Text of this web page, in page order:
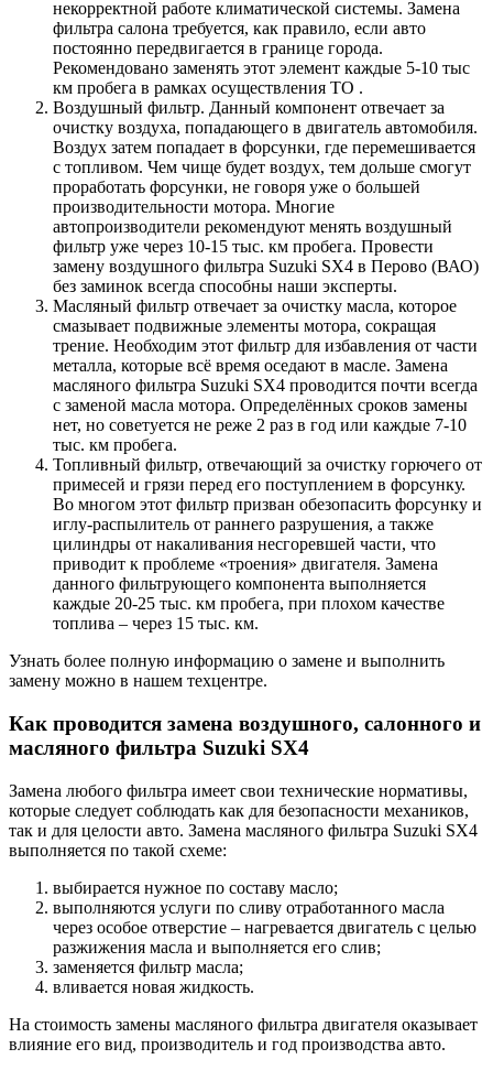
некорректной работе климатической системы. Замена
фильтра салона требуется, как правило, если авто
постоянно передвигается в границе города.
Рекомендовано заменять этот элемент каждые 5-10 тыс
км пробега в рамках осуществления ТО .
Воздушный фильтр. Данный компонент отвечает за
очистку воздуха, попадающего в двигатель автомобиля.
Воздух затем попадает в форсунки, где перемешивается
с топливом. Чем чище будет воздух, тем дольше смогут
проработать форсунки, не говоря уже о большей
производительности мотора. Многие
автопроизводители рекомендуют менять воздушный
фильтр уже через 10-15 тыс. км пробега. Провести
замену воздушного фильтра Suzuki SX4 в Перово (ВАО)
без заминок всегда способны наши эксперты.
Масляный фильтр отвечает за очистку масла, которое
смазывает подвижные элементы мотора, сокращая
трение. Необходим этот фильтр для избавления от части
металла, которые всё время оседают в масле. Замена
масляного фильтра Suzuki SX4 проводится почти всегда
с заменой масла мотора. Определённых сроков замены
нет, но советуется не реже 2 раз в год или каждые 7-10
тыс. км пробега.
Топливный фильтр, отвечающий за очистку горючего от
примесей и грязи перед его поступлением в форсунку.
Во многом этот фильтр призван обезопасить форсунку и
иглу-распылитель от раннего разрушения, а также
цилиндры от накаливания несгоревшей части, что
приводит к проблеме «троения» двигателя. Замена
данного фильтрующего компонента выполняется
каждые 20-25 тыс. км пробега, при плохом качестве
топлива – через 15 тыс. км.
Узнать более полную информацию о замене и выполнить
замену можно в нашем техцентре.
Как проводится замена воздушного, салонного и
масляного фильтра Suzuki SX4
Замена любого фильтра имеет свои технические нормативы,
которые следует соблюдать как для безопасности механиков,
так и для целости авто. Замена масляного фильтра Suzuki SX4
выполняется по такой схеме:
выбирается нужное по составу масло;
выполняются услуги по сливу отработанного масла
через особое отверстие – нагревается двигатель с целью
разжижения масла и выполняется его слив;
заменяется фильтр масла;
вливается новая жидкость.
На стоимость замены масляного фильтра двигателя оказывает
влияние его вид, производитель и год производства авто.